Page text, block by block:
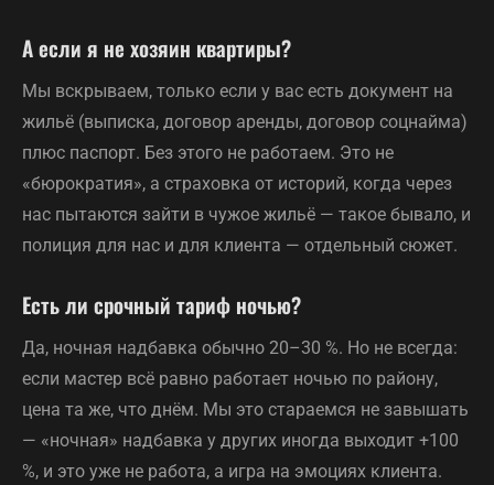
А если я не хозяин квартиры?
Мы вскрываем, только если у вас есть документ на
жильё (выписка, договор аренды, договор соцнайма)
плюс паспорт. Без этого не работаем. Это не
«бюрократия», а страховка от историй, когда через
нас пытаются зайти в чужое жильё — такое бывало, и
полиция для нас и для клиента — отдельный сюжет.
Есть ли срочный тариф ночью?
Да, ночная надбавка обычно 20–30 %. Но не всегда:
если мастер всё равно работает ночью по району,
цена та же, что днём. Мы это стараемся не завышать
— «ночная» надбавка у других иногда выходит +100
%, и это уже не работа, а игра на эмоциях клиента.